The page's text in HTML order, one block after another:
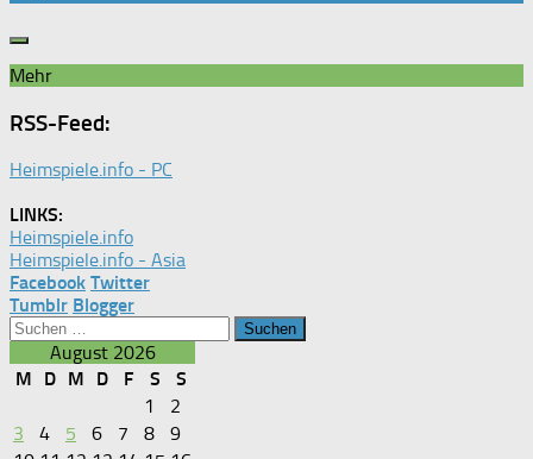
Mehr
RSS-Feed:
Heimspiele.info - PC
LINKS:
Heimspiele.info
Heimspiele.info - Asia
Facebook Twitter
Tumblr Blogger
Suchen
August 2026
M
D M D F S
S
1
2
3
4 5 6 7 8
9